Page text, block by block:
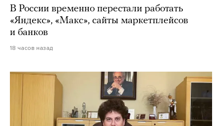
В России временно перестали работать
«Яндекс», «Макс», сайты маркетплейсов
и банков
18 часов назад